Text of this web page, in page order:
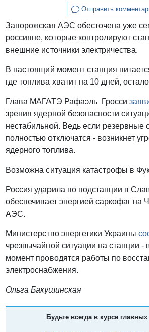
Отправить
Запорожская АЭС обесточена уже
россияне, которые контролируют
внешние источники электричества.
В настоящий момент станция
где топлива хватит на 10 дней,
Глава МАГАТЭ Рафаэль Гросси
зрения ядерной безопасности
нестабильной. Ведь если резервные
полностью отключатся - возникнет
ядерного топлива.
Возможна ситуация катастрофы в
Россия ударила по подстанции в
обеспечивает энергией саркофаг на
АЭС.
Министерство энергетики Украины
чрезвычайной ситуации на станции -
момент проводятся работы по
электроснабжения.
Ольга Бакушинская
Будьте всегда в курсе